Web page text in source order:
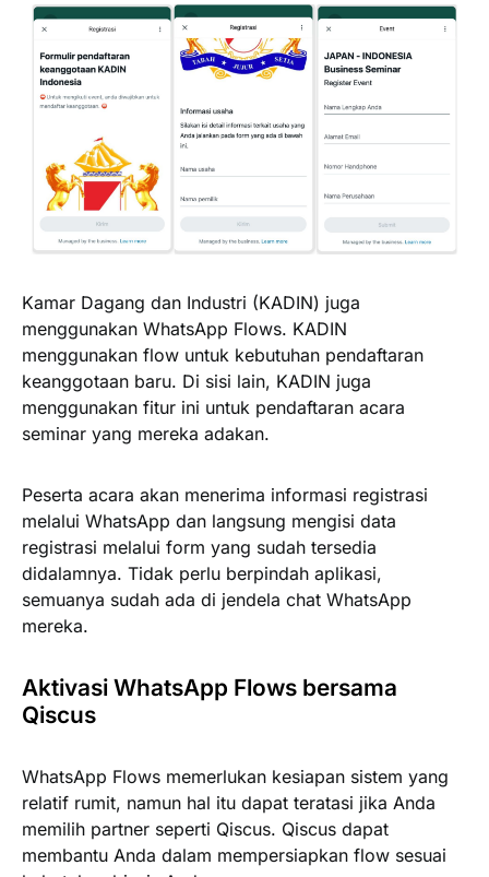
Kamar Dagang dan Industri (KADIN) juga
menggunakan WhatsApp Flows. KADIN
menggunakan flow untuk kebutuhan pendaftaran
keanggotaan baru. Di sisi lain, KADIN juga
menggunakan fitur ini untuk pendaftaran acara
seminar yang mereka adakan.
Peserta acara akan menerima informasi registrasi
melalui WhatsApp dan langsung mengisi data
registrasi melalui form yang sudah tersedia
didalamnya. Tidak perlu berpindah aplikasi,
semuanya sudah ada di jendela chat WhatsApp
mereka.
Aktivasi WhatsApp Flows bersama
Qiscus
WhatsApp Flows memerlukan kesiapan sistem yang
relatif rumit, namun hal itu dapat teratasi jika Anda
memilih partner seperti Qiscus. Qiscus dapat
membantu Anda dalam mempersiapkan flow sesuai